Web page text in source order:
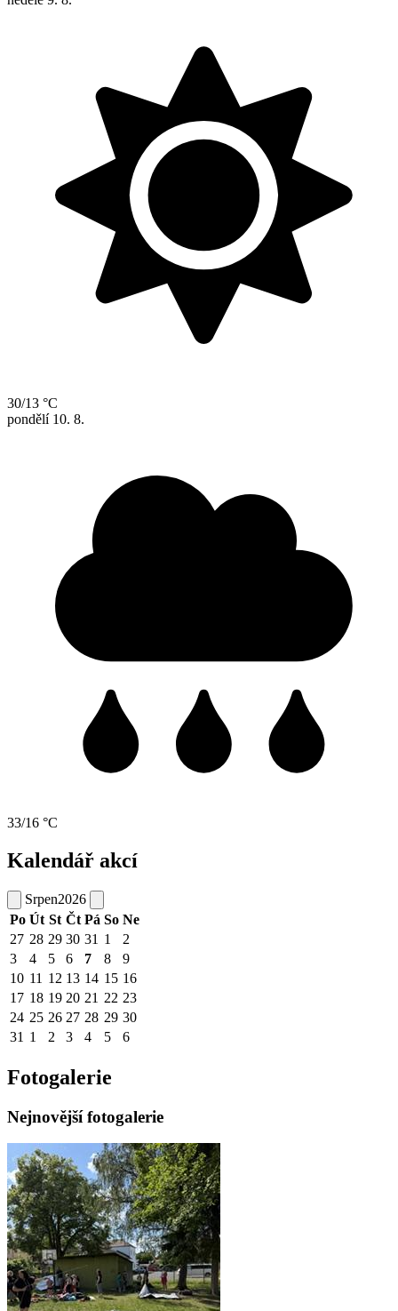
30/13 °C
pondělí 10. 8.
33/16 °C
Kalendář akcí
Srpen2026
Po Út St Čt Pá So Ne
27 28 29 30 31 1
2
3
4 5 6 7 8
9
10 11 12 13 14 15 16
17 18 19 20 21 22 23
24 25 26 27 28 29 30
31 1 2 3 4 5 6
Fotogalerie
Nejnovější fotogalerie